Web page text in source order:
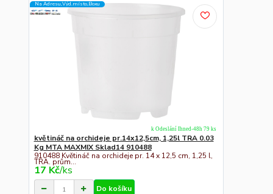
Na Adresu,Výd.místo,Boxu
květináč na orchideje pr.14x12,5cm, 1,25l TRA 0.03
Kg MTA MAXMIX Sklad14 910488
910488 Květináč na orchideje pr. 14 x 12,5 cm, 1,25 l,
TRA. prům...
17 Kč/ks
k Odeslání Ihned-48h 79 ks
Do košíku